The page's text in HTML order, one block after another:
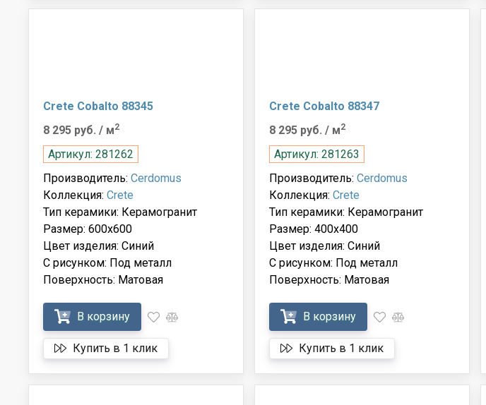
Crete Cobalto 88345
8 295 руб. / м2
Артикул: 281262
Производитель: Cerdomus
Коллекция: Crete
Тип керамики: Керамогранит
Размер: 600x600
Цвет изделия: Синий
С рисунком: Под металл
Поверхность: Матовая
В корзину
Купить в 1 клик
Crete Cobalto 88347
8 295 руб. / м2
Артикул: 281263
Производитель: Cerdomus
Коллекция: Crete
Тип керамики: Керамогранит
Размер: 400x400
Цвет изделия: Синий
С рисунком: Под металл
Поверхность: Матовая
В корзину
Купить в 1 клик